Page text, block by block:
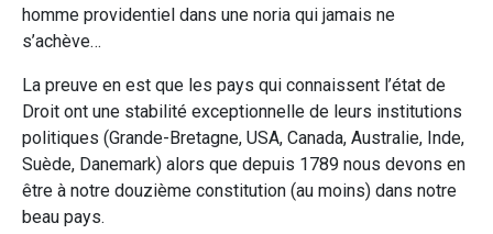
homme providentiel dans une noria qui jamais ne
s’achève…
La preuve en est que les pays qui connaissent l’état de
Droit ont une stabilité exceptionnelle de leurs institutions
politiques (Grande-Bretagne, USA, Canada, Australie, Inde,
Suède, Danemark) alors que depuis 1789 nous devons en
être à notre douzième constitution (au moins) dans notre
beau pays.